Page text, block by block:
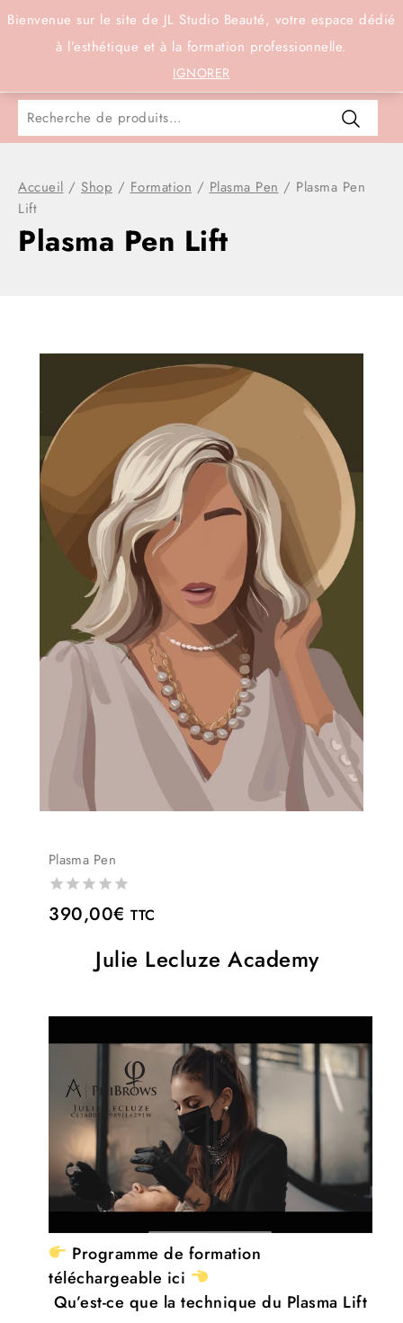
Bienvenue sur le site de JL Studio Beauté, votre espace dédié
à l’esthétique et à la formation professionnelle.
IGNORER
Connexion
Accueil / Shop / Formation / Plasma Pen / Plasma Pen
Lift
Plasma Pen Lift
Plasma Pen
0
out
390,00€ TTC
Julie Lecluze Academy
Programme de formation
téléchargeable ici
Qu’est-ce que la technique du Plasma Lift